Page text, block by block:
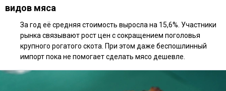
видов мяса
За год её средняя стоимость выросла на 15,6%. Участники
рынка связывают рост цен с сокращением поголовья
крупного рогатого скота. При этом даже беспошлинный
импорт пока не помогает сделать мясо дешевле.